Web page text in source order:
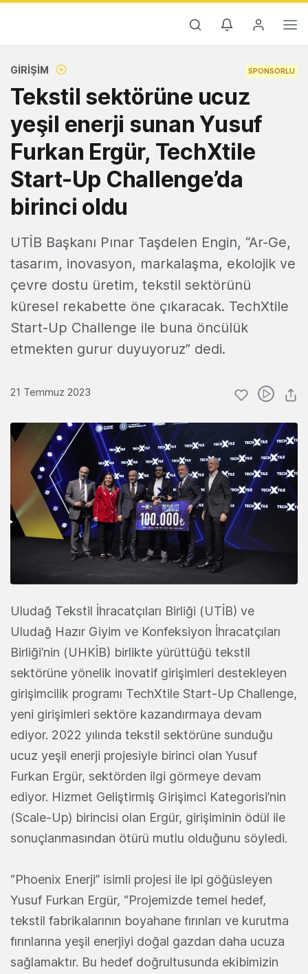
GIRIŞIM SPONSORLU
Tekstil sektörüne ucuz
yeşil enerji sunan Yusuf
Furkan Ergür, TechXtile
Start-Up Challenge’da
birinci oldu
UTİB Başkanı Pınar Taşdelen Engin, “Ar-Ge,
tasarım, inovasyon, markalaşma, ekolojik ve
çevre dostu üretim, tekstil sektörünü
küresel rekabette öne çıkaracak. TechXtile
Start-Up Challenge ile buna öncülük
etmekten gurur duyuyoruz” dedi.
21 Temmuz 2023
Uludağ Tekstil İhracatçıları Birliği (UTİB) ve
Uludağ Hazır Giyim ve Konfeksiyon İhracatçıları
Birliği’nin (UHKİB) birlikte yürüttüğü tekstil
sektörüne yönelik inovatif girişimleri destekleyen
girişimcilik programı TechXtile Start-Up Challenge,
yeni girişimleri sektöre kazandırmaya devam
ediyor. 2022 yılında tekstil sektörüne sunduğu
ucuz yeşil enerji projesiyle birinci olan Yusuf
Furkan Ergür, sektörden ilgi görmeye devam
ediyor. Hizmet Geliştirmiş Girişimci Kategorisi’nin
(Scale-Up) birincisi olan Ergür, girişiminin ödül ile
sonuçlanmasından ötürü mutlu olduğunu söyledi.
“Phoenix Enerji” isimli projesi ile ipi göğüsleyen
Yusuf Furkan Ergür, “Projemizde temel hedef,
tekstil fabrikalarının boyahane fırınları ve kurutma
fırınlarına yeşil enerjiyi doğal gazdan daha ucuza
sağlamaktır. Bu hedef doğrultusunda ekibimizin